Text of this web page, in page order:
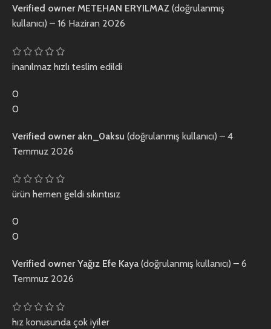
Verified ownerMETEHAN ERYILMAZ (doğrulanmış
kullanıcı) – 16 Haziran 2026
inanılmaz hızlı teslim edildi
0
0
Verified owner akn_0aksu (doğrulanmış kullanıcı) – 4
Temmuz 2026
ürün hemen geldi sıkıntısız
0
0
Verified ownerYağız Efe Kaya (doğrulanmış kullanıcı) – 6
Temmuz 2026
hız konusunda çok iyiler